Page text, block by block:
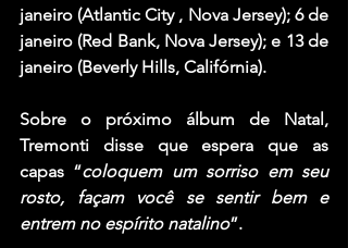
janeiro (Atlantic City , Nova Jersey); 6 de
janeiro (Red Bank, Nova Jersey); e 13 de
janeiro (Beverly Hills, Califórnia).
Sobre o próximo álbum de Natal,
Tremonti disse que espera que as
capas “coloquem um sorriso em seu
rosto, façam você se sentir bem e
entrem no espírito natalino”.